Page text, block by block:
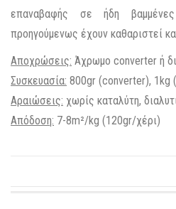
επαναβαφής σε ήδη
προηγούμενως έχουν καθαριστεί
Αποχρώσεις: Άχρωμο converter ή
Συσκευασία: 800gr (converter), 1kg
Αραιώσεις: χωρίς καταλύτη,
Απόδοση: 7-8m²/kg (120gr/χέρι)